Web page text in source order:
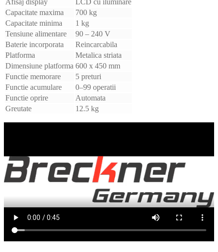
Capacitate maxima
700 kg
Capacitate minima
1 kg
Tensiune alimentare
90 – 240 V
Baterie incorporata
Reincarcabila
Platforma
Metalica striata
Dimensiune platforma 600 x 450 mm
Functie memorare
5 preturi
Functie acumulare
0–99 operatii
Functie oprire
Automata
Greutate
12.5 kg